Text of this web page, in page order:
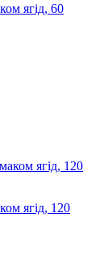
ягід, 60
ягід, 120